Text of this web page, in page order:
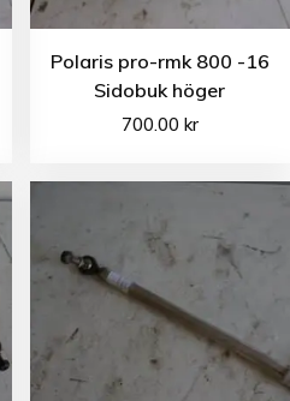
Polaris pro-rmk 800 -16
Sidobuk höger
700.00 kr